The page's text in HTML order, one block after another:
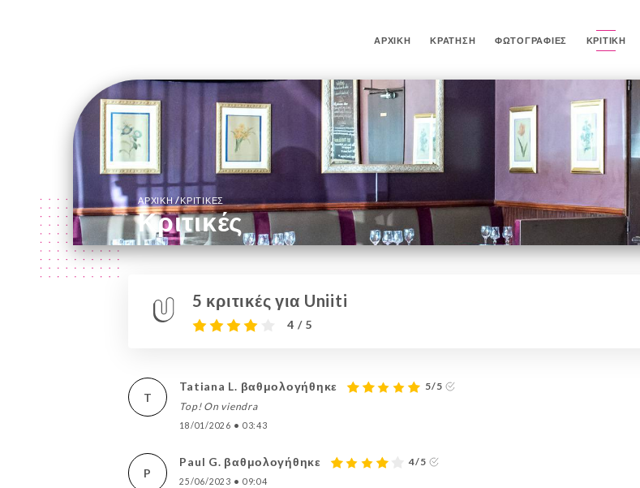
ΑΡΧΙΚΉ ΚΡΆΤΗΣΗ ΦΩΤΟΓΡΑΦΊΕΣ ΚΡΙΤΙΚΉ
ΑΡΧΙΚΉ/ΚΡΙΤΙΚΈΣ
Κριτικές
5 κριτικές για Uniiti
4 / 5
T
Tatiana L. βαθμολογήθηκε
5/5
Top! On viendra
18/01/2026 • 03:43
P
Paul G. βαθμολογήθηκε 4/5
25/06/2023 • 09:04